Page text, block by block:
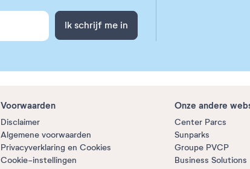
Ik schrijf me in
Voorwaarden
Disclaimer
Algemene voorwaarden
Privacyverklaring en Cookies
Cookie-instellingen
Onze andere
Center Parcs
Sunparks
Groupe PVCP
Business Solutions